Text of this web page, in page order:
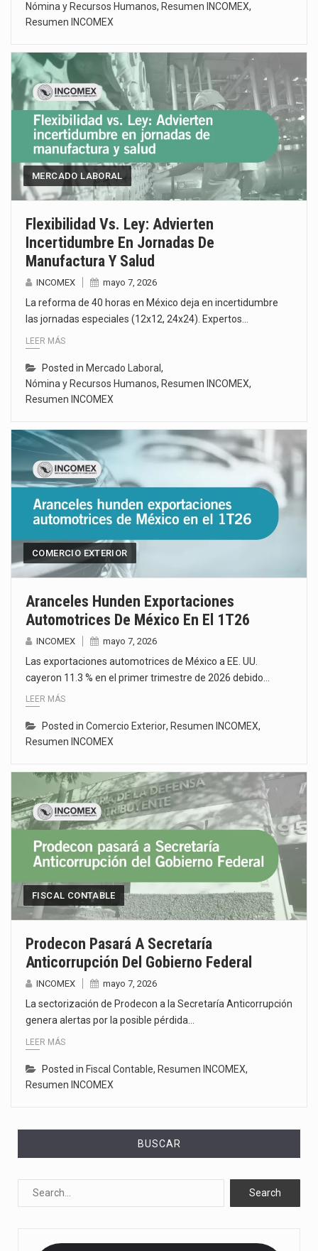
Nómina y Recursos Humanos, Resumen INCOMEX,
Resumen INCOMEX
MERCADO LABORAL
Flexibilidad Vs. Ley: Advierten
Incertidumbre En Jornadas De
Manufactura Y Salud
INCOMEX mayo 7, 2026
La reforma de 40 horas en México deja en incertidumbre
las jornadas especiales (12x12, 24x24). Expertos…
LEER MÁS
Posted in Mercado Laboral ,
Nómina y Recursos Humanos, Resumen INCOMEX,
Resumen INCOMEX
COMERCIO EXTERIOR
Aranceles Hunden Exportaciones
Automotrices De México En El 1T26
INCOMEX mayo 7, 2026
Las exportaciones automotrices de México a EE. UU.
cayeron 11.3 % en el primer trimestre de 2026 debido…
LEER MÁS
Posted in Comercio Exterior, Resumen INCOMEX,
Resumen INCOMEX
FISCAL CONTABLE
Prodecon Pasará A Secretaría
Anticorrupción Del Gobierno Federal
INCOMEX mayo 7, 2026
La sectorización de Prodecon a la Secretaría Anticorrupción
genera alertas por la posible pérdida…
LEER MÁS
Posted in Fiscal Contable, Resumen INCOMEX,
Resumen INCOMEX
BUSCAR